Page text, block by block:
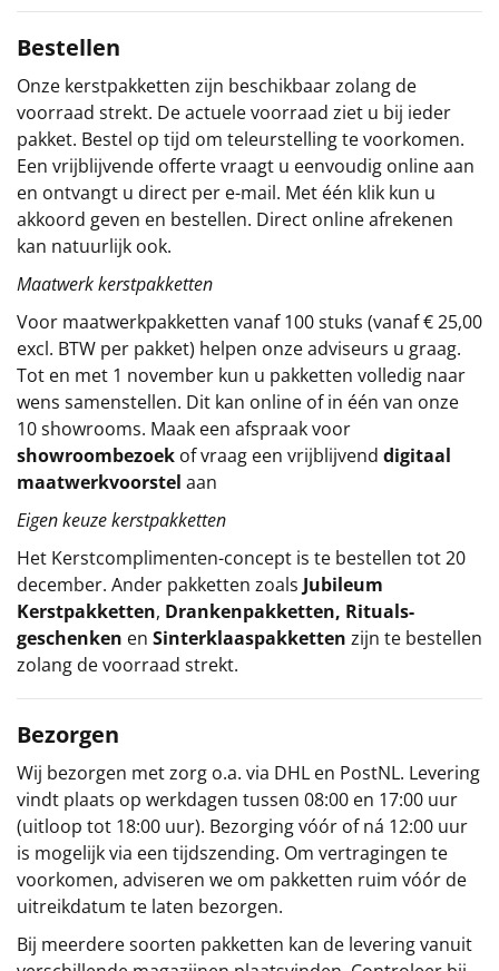
Sinterklaaspakketten
Particulier
Kerstgeschenken 2026
Relatiegeschenken
Cadeaubon
Per stuk
Alle overige
Bestellen
Onze kerstpakketten zijn beschikbaar zolang de
voorraad strekt. De actuele voorraad ziet u bij ieder
pakket. Bestel op tijd om teleurstelling te voorkomen.
Een vrijblijvende offerte vraagt u eenvoudig online aan
en ontvangt u direct per e-mail. Met één klik kun u
akkoord geven en bestellen. Direct online afrekenen
kan natuurlijk ook.
Maatwerk kerstpakketten
Voor maatwerkpakketten vanaf 100 stuks (vanaf € 25,00
excl. BTW per pakket) helpen onze adviseurs u graag.
Tot en met 1 november kun u pakketten volledig naar
wens samenstellen. Dit kan online of in één van onze
10 showrooms. Maak een afspraak voor
showroombezoek of vraag een vrijblijvend digitaal
maatwerkvoorstel aan
Eigen keuze kerstpakketten
Het Kerstcomplimenten-concept is te bestellen tot 20
december. Ander pakketten zoals Jubileum
Kerstpakketten, Drankenpakketten, Rituals-
geschenken en Sinterklaaspakketten zijn te bestellen
zolang de voorraad strekt.
Bezorgen
Wij bezorgen met zorg o.a. via DHL en PostNL. Levering
vindt plaats op werkdagen tussen 08:00 en 17:00 uur
(uitloop tot 18:00 uur). Bezorging vóór of ná 12:00 uur
is mogelijk via een tijdszending. Om vertragingen te
voorkomen, adviseren we om pakketten ruim vóór de
uitreikdatum te laten bezorgen.
Bij meerdere soorten pakketten kan de levering vanuit